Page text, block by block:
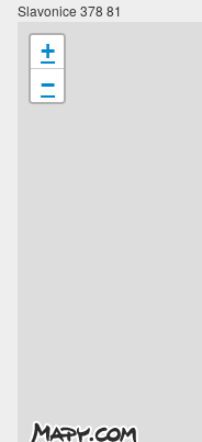
Slavonice 378 81
+
−